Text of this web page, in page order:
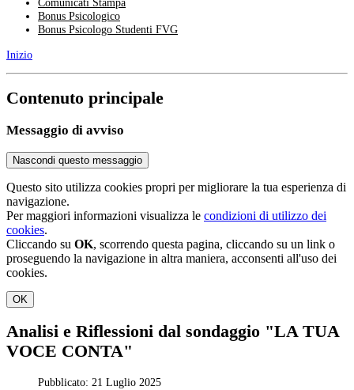
Bonus Psicologico
Bonus Psicologo Studenti FVG
Inizio
Contenuto principale
Messaggio di avviso
Nascondi questo messaggio
Questo sito utilizza cookies propri per migliorare la tua esperienza di
navigazione.
Per maggiori informazioni visualizza le condizioni di utilizzo dei
cookies.
Cliccando su OK, scorrendo questa pagina, cliccando su un link o
proseguendo la navigazione in altra maniera, acconsenti all'uso dei
cookies.
OK
Analisi e Riflessioni dal sondaggio "LA TUA
VOCE CONTA"
Pubblicato: 21 Luglio 2025